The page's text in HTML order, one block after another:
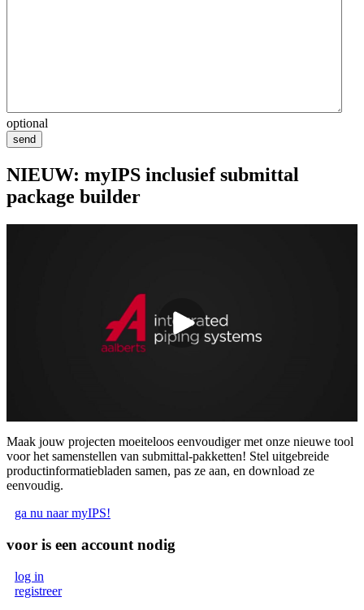
optional
send
NIEUW: myIPS inclusief submittal
package builder
Maak jouw projecten moeiteloos eenvoudiger met onze nieuwe tool
voor het samenstellen van submittal-pakketten! Stel uitgebreide
productinformatiebladen samen, pas ze aan, en download ze
eenvoudig.
ga nu naar myIPS!
voor is een account nodig
log in
registreer